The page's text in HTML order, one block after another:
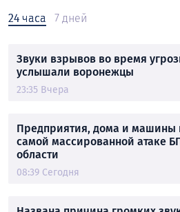
24 часа 7 дней
Звуки взрывов во время
услышали воронежцы
23:35 Вчера
Предприятия, дома и машины
самой массированной атаке
области
08:39 Сегодня